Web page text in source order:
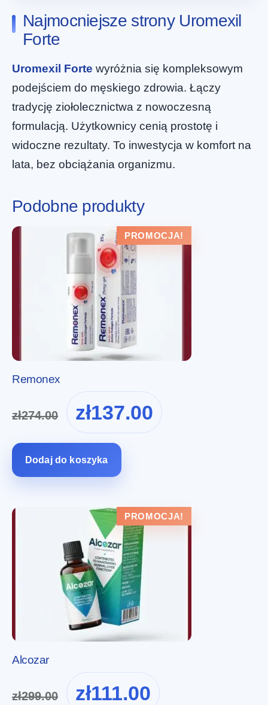
Najmocniejsze strony Uromexil
Forte
Uromexil Forte wyróżnia się kompleksowym
podejściem do męskiego zdrowia. Łączy
tradycję ziołolecznictwa z nowoczesną
formulacją. Użytkownicy cenią prostotę i
widoczne rezultaty. To inwestycja w komfort na
lata, bez obciążania organizmu.
Podobne produkty
PROMOCJA!
Remonex
zł274.00
Pierwotna
cena
wynosiła:
zł137.00
cena
Dodaj do koszyka
PROMOCJA!
Alcozar
zł299.00
Pierwotna
cena
zł111.00
cena